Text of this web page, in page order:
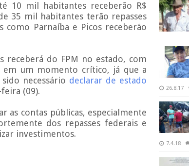
10 mil habitantes receberão R$
35 mil habitantes terão repasses
como Parnaíba e Picos receberão
receberá do FPM no estado, com
em um momento crítico, já que a
necessário declarar de estado
(09).
as contas públicas, especialmente
dos repasses federais e
investimentos.
26.8.17
7.4.18